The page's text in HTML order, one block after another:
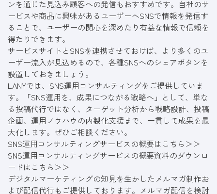
ンを通じた見込み顧客への発信もおすすめです。自社のサ
ービスや商品に興味があるユーザーへSNSで情報を発信す
ることで、ユーザーの関心を深めたり有益な情報で信頼を
得たりできます。
サービスサイトとSNSを連携させておけば、より多くのユ
ーザー流入が見込めるので、各種SNSへのシェアボタンを
設置しておきましょう。
LANYでは、SNS運用コンサルティングをご提供していま
す。「SNS運用を、成果につながる戦略へ」として、単な
る投稿代行ではなく、ターゲット分析から戦略設計、投稿
企画、運用ノウハウの内製化支援まで、一貫して成果を最
大化します。ぜひご相談ください。
SNS運用コンサルティングサービスの概要はこちら＞＞
SNS運用コンサルティングサービスの概要資料のダウンロ
ードはこちら＞＞
デジタルマーケティングの知見を生かしたメルマガ制作お
よび配信代行もご提供しております。メルマガ配信を検討